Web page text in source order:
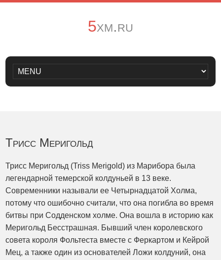
5xm.ru
Трисс Меригольд
Трисс Меригольд (Triss Merigold) из Марибора была
легендарной темерской колдуньей в 13 веке.
Современники называли ее Четырнадцатой Холма,
потому что ошибочно считали, что она погибла во время
битвы при Содденском холме. Она вошла в историю как
Меригольд Бесстрашная. Бывший член королевского
совета короля Фольтеста вместе с Феркартом и Кейрой
Мец, а также один из основателей Ложи колдуний, она